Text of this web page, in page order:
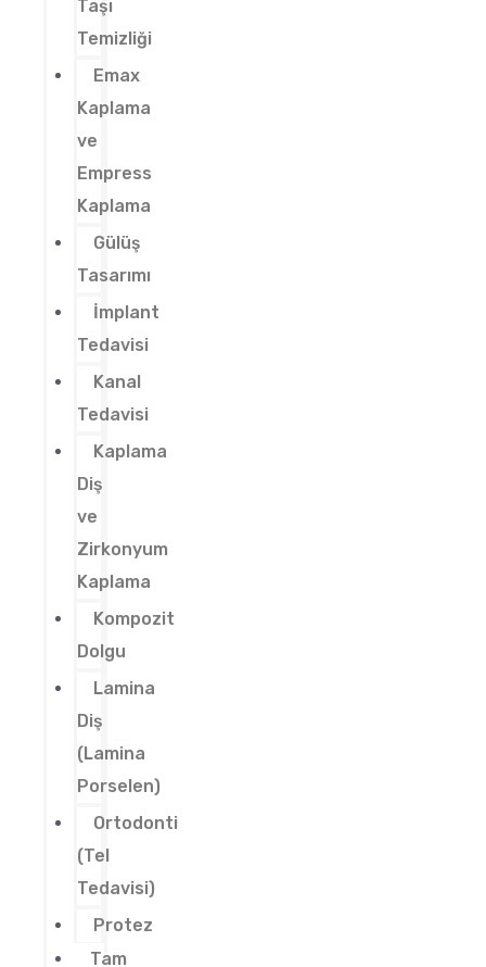
Taşı
Temizliği
Emax
Kaplama
ve
Empress
Kaplama
Gülüş
Tasarımı
İmplant
Tedavisi
Kanal
Tedavisi
Kaplama
Diş
ve
Zirkonyum
Kaplama
Kompozit
Dolgu
Lamina
Diş
(Lamina
Porselen)
Ortodonti
(Tel
Tedavisi)
Protez
Tam